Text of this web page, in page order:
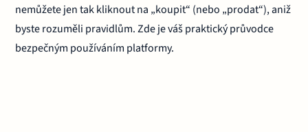
nemůžete jen tak kliknout na „koupit“ (nebo „prodat“), aniž
byste rozuměli pravidlům. Zde je váš praktický průvodce
bezpečným používáním platformy.